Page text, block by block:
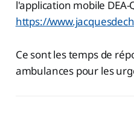
l'application mobile DEA-
https://
Ce sont les temps de
ambulances pour les